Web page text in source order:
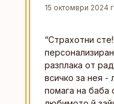
15 октомври 2024 г.
“Страхотни
разплака от
всичко за нея -
помага на баба